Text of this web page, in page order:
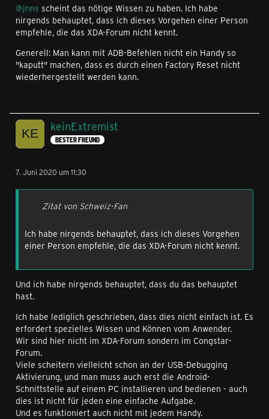
@jnns scheint das nötige Wissen zu haben. Ich habe
nirgends behauptet, dass ich dieses Vorgehen einer Person
empfehle, die das XDA-Forum nicht kennt.
Generell: Man kann mit ADB-Befehlen nicht ein Handy so
"kaputt" machen, dass es durch einen Factory Reset nicht
wiederhergestellt werden kann.
keinExtremist
BESTER FREUND
7. Juni 2020 um 11:30
Zitat von Schweiz-Fan
Ich habe nirgends behauptet, dass ich dieses Vorgehen
einer Person empfehle, die das XDA-Forum nicht kennt.
Und ich habe nirgends behauptet, dass du das behauptet
hast.
Ich habe lediglich geschrieben, dass dies nicht einfach ist. Es
erfordert spezielles Wissen und Können vom Anwender.
Wir sind hier nicht im XDA-Forum sondern im Congstar-
Forum.
Viele scheitern vielleicht schon an der USB-Debugging
Aktivierung, und man muss auch erst die Android-
Schnittstelle auf einem PC installieren und bedienen - auch
dies ist nicht für jeden eine einfache Aufgabe.
Und es funktioniert auch nicht mit jedem Handy.